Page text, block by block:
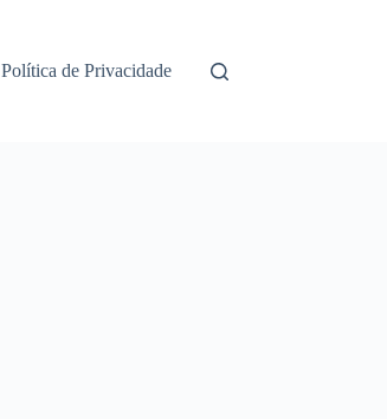
Política de Privacidade